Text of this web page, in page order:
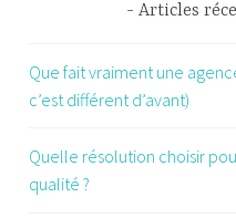
Articles
Que fait vraiment une
c’est différent d’avant)
Quelle résolution choisir
qualité ?